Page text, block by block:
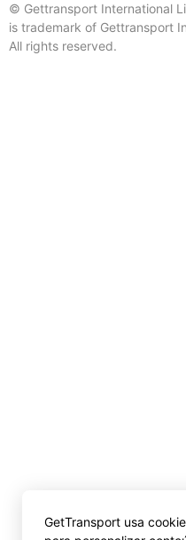
© Gettransport International
is trademark of Gettransport
All rights reserved.
GetTransport usa